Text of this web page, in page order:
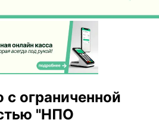
ограниченной
"НПО